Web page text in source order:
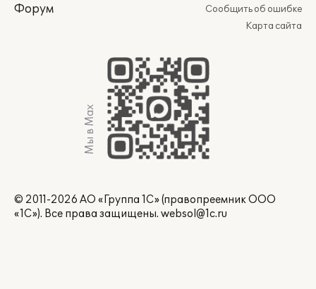
Форум
Сообщить об ошибке
Карта сайта
Мы в Max
© 2011-2026 АО «Группа 1С» (правопреемник ООО
«1С»). Все права защищены. websol@1c.ru